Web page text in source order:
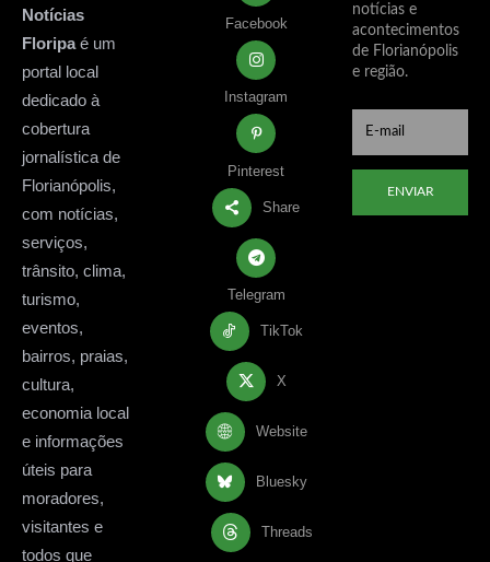
Notícias
Floripaé um
portal local
dedicado à
cobertura
jornalística de
Florianópolis,
com notícias,
serviços,
trânsito, clima,
turismo,
eventos,
bairros, praias,
cultura,
economia local
e informações
úteis para
moradores,
visitantes e
todos que
Facebook
Instagram
Pinterest
Share
Telegram
TikTok
X
Website
Bluesky
Threads
notícias e
acontecimentos
de Florianópolis
e região.
ENVIAR